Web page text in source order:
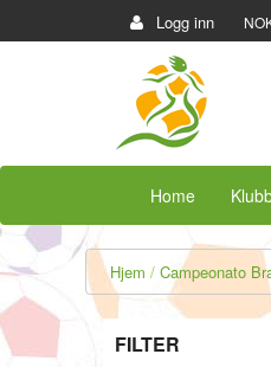
Logg inn
Home
Hjem Campeonato
FILTER